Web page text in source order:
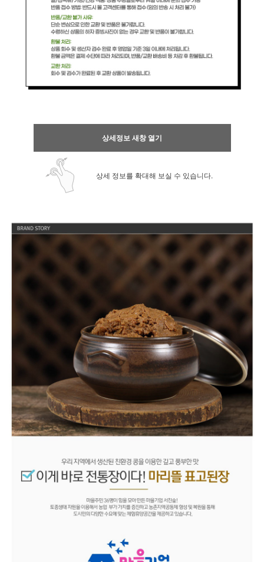
상세정보 새창 열기
상세 정보를 확대해 보실 수 있습니다.